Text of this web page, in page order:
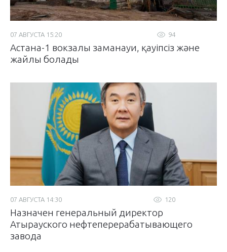
94
07 АВГУСТА 15:20
Астана-1 вокзалы заманауи, қауіпсіз және
жайлы болады
120
07 АВГУСТА 14:30
Назначен генеральный директор
Атырауского нефтеперерабатывающего
завода